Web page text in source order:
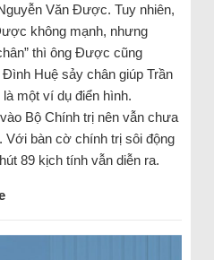
Văn Được. Tuy nhiên,
không mạnh, nhưng
thì ông Được cũng
Huệ sảy chân giúp Trần
một ví dụ điển hình.
Bộ Chính trị nên vẫn chưa
bàn cờ chính trị sôi động
89 kịch tính vẫn diễn ra.